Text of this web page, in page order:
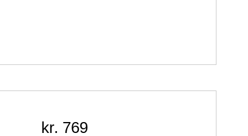
kr. 769